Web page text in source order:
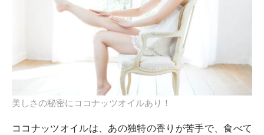
美しさの秘密にココナッツオイルあり！
ココナッツオイルは、あの独特の香りが苦手で、食べて